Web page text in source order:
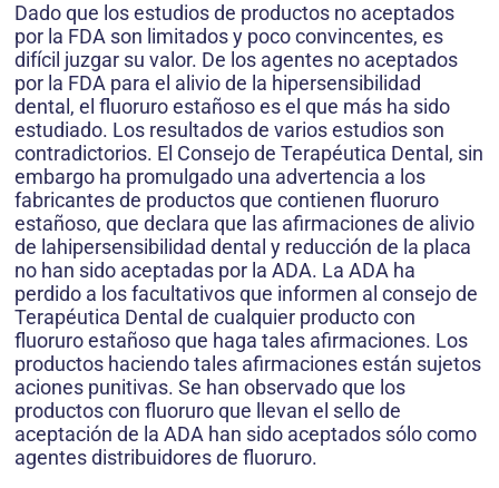
Dado que los estudios de productos no aceptados
por la FDA son limitados y poco convincentes, es
difícil juzgar su valor. De los agentes no aceptados
por la FDA para el alivio de la hipersensibilidad
dental, el fluoruro estañoso es el que más ha sido
estudiado. Los resultados de varios estudios son
contradictorios. El Consejo de Terapéutica Dental, sin
embargo ha promulgado una advertencia a los
fabricantes de productos que contienen fluoruro
estañoso, que declara que las afirmaciones de alivio
de lahipersensibilidad dental y reducción de la placa
no han sido aceptadas por la ADA. La ADA ha
perdido a los facultativos que informen al consejo de
Terapéutica Dental de cualquier producto con
fluoruro estañoso que haga tales afirmaciones. Los
productos haciendo tales afirmaciones están sujetos
aciones punitivas. Se han observado que los
productos con fluoruro que llevan el sello de
aceptación de la ADA han sido aceptados sólo como
agentes distribuidores de fluoruro.